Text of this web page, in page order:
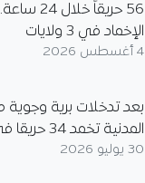
56 حريقاً
الإخماد في 3 ولايات
4 أغسطس 2026
بعد تدخلات برية وجوية
المدنية تخمد 34 حريقا في 24 ساعة
30 يوليو 2026